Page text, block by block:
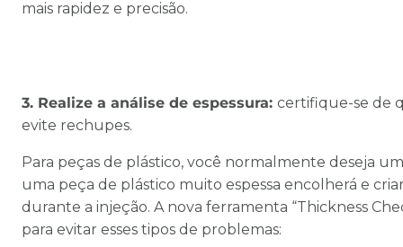
mais rapidez e precisão.
3. Realize a análise de espessura: certifique-se de
evite rechupes.
Para peças de plástico, você normalmente deseja
uma peça de plástico muito espessa encolherá e
durante a injeção. A nova ferramenta “Thickness
para evitar esses tipos de problemas: